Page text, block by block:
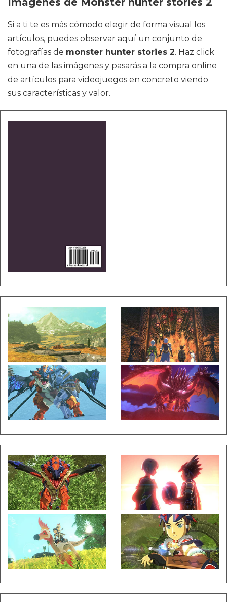
Si a ti te es más cómodo elegir de forma visual los
artículos, puedes observar aquí un conjunto de
fotografías de monster hunter stories 2. Haz click
en una de las imágenes y pasarás a la compra online
de artículos para videojuegos en concreto viendo
sus características y valor.